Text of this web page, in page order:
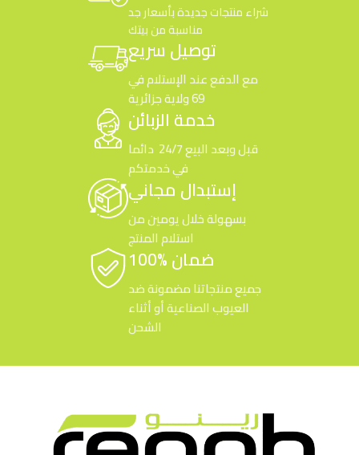
شراء منتجات جديدة بأسعار جد
مناسبة من بيتك
توصيل سريع
مع الدفع عند الإستلام في
69 ولاية جزائرية
خدمة الزبائن
قبل وبعد البيع 24/7 دائما
في خدمتكم
إستبدال مجاني
بسهولة خلال يومين من
استلام المنتج
100% ضمان
جميع منتجاتنا مضمونة ضد
العيوب الصناعية أو أثناء
الشحن